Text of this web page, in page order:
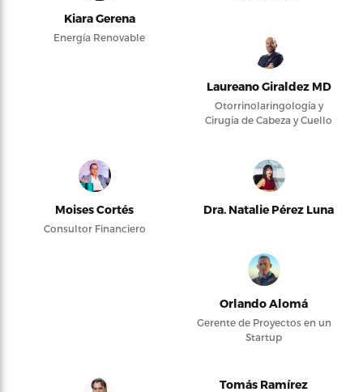
Kiara Gerena
Energía Renovable
Laureano Giraldez MD
Otorrinolaringología y
Cirugía de Cabeza y Cuello
Moises Cortés
Consultor Financiero
Dra. Natalie Pérez Luna
Orlando Alomá
Gerente de Proyectos en un
Startup
Tomás Ramírez